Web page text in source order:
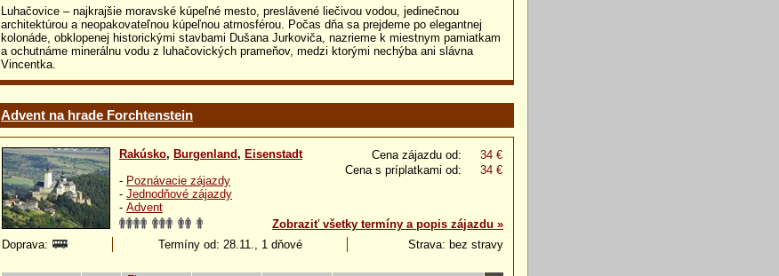
Luhačovice – najkrajšie moravské kúpeľné mesto, preslávené liečivou vodou, jedinečnou
architektúrou a neopakovateľnou kúpeľnou atmosférou. Počas dňa sa prejdeme po elegantnej
kolonáde, obklopenej historickými stavbami Dušana Jurkoviča, nazrieme k miestnym pamiatkam
a ochutnáme minerálnu vodu z luhačovických prameňov, medzi ktorými nechýba ani slávna
Vincentka.
Advent na hrade Forchtenstein
Cena zájazdu od:
34 €
Cena s príplatkami od:
34 €
Rakúsko, Burgenland, Eisenstadt
- Poznávacie zájazdy
- Jednodňové zájazdy
- Advent
Zobraziť všetky termíny a popis zájazdu »
Doprava:
Termíny od: 28.11., 1 dňové Strava: bez stravy